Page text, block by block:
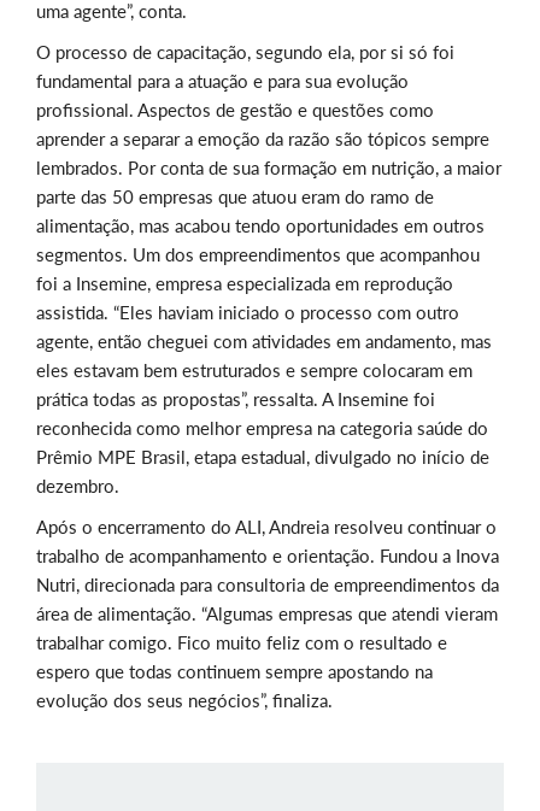
uma agente”, conta.
O processo de capacitação, segundo ela, por si só foi
fundamental para a atuação e para sua evolução
profissional. Aspectos de gestão e questões como
aprender a separar a emoção da razão são tópicos sempre
lembrados. Por conta de sua formação em nutrição, a maior
parte das 50 empresas que atuou eram do ramo de
alimentação, mas acabou tendo oportunidades em outros
segmentos. Um dos empreendimentos que acompanhou
foi a Insemine, empresa especializada em reprodução
assistida. “Eles haviam iniciado o processo com outro
agente, então cheguei com atividades em andamento, mas
eles estavam bem estruturados e sempre colocaram em
prática todas as propostas”, ressalta. A Insemine foi
reconhecida como melhor empresa na categoria saúde do
Prêmio MPE Brasil, etapa estadual, divulgado no início de
dezembro.
Após o encerramento do ALI, Andreia resolveu continuar o
trabalho de acompanhamento e orientação. Fundou a Inova
Nutri, direcionada para consultoria de empreendimentos da
área de alimentação. “Algumas empresas que atendi vieram
trabalhar comigo. Fico muito feliz com o resultado e
espero que todas continuem sempre apostando na
evolução dos seus negócios”, finaliza.